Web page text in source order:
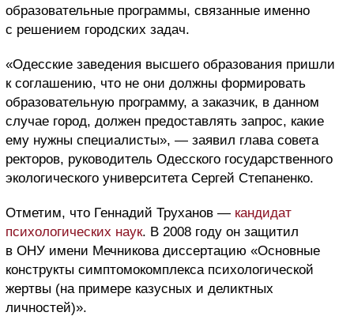
образовательные программы, связанные именно
с решением городских задач.
«Одесские заведения высшего образования пришли
к соглашению, что не они должны формировать
образовательную программу, а заказчик, в данном
случае город, должен предоставлять запрос, какие
ему нужны специалисты», — заявил глава совета
ректоров, руководитель Одесского государственного
экологического университета Сергей Степаненко.
Отметим, что Геннадий Труханов — кандидат
психологических наук. В 2008 году он защитил
в ОНУ имени Мечникова диссертацию «Основные
конструкты симптомокомплекса психологической
жертвы (на примере казусных и деликтных
личностей)».